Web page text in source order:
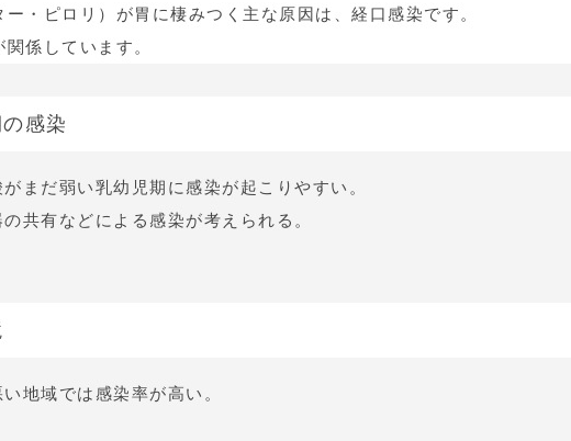
・ピロリ）が胃に棲みつく主な原因は、経口感染です。
係しています。
感染
まだ弱い乳幼児期に感染が起こりやすい。
共有などによる感染が考えられる。
地域では感染率が高い。